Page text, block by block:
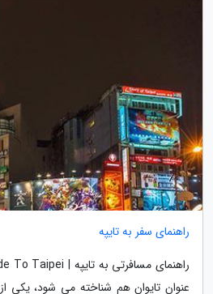
راهنمای سفر به تایپه
عنوان تایوان هم شناخته می شود، یکی از